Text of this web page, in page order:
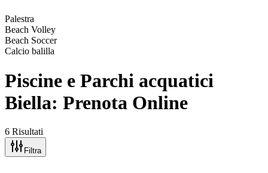
Palestra
Beach Volley
Beach Soccer
Calcio balilla
Piscine e Parchi acquatici
Biella: Prenota Online
6 Risultati
Filtra